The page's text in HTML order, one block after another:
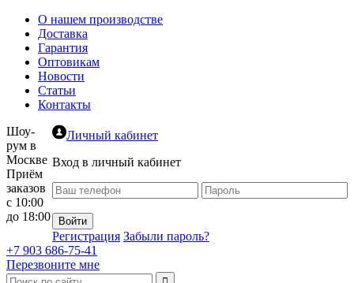
О нашем производстве
Доставка
Гарантия
Оптовикам
Новости
Статьи
Контакты
Личный кабинет
Вход в личный кабинет
Регистрация Забыли пароль?
Шоу-
рум в
Москве
Приём
заказов
с 10:00
до 18:00
+7 903 686-75-41
Перезвоните мне